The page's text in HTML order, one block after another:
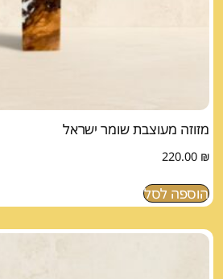
מזוזה מעוצבת שומר ישראל
220.00 ₪
הוספה לסל